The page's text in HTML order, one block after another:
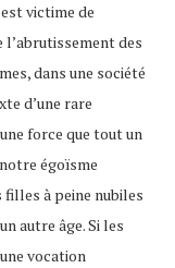
victime de
l’abrutissement des
dans une société
d’une rare
force que tout un
égoïsme
filles à peine nubiles
autre âge. Si les
vocation